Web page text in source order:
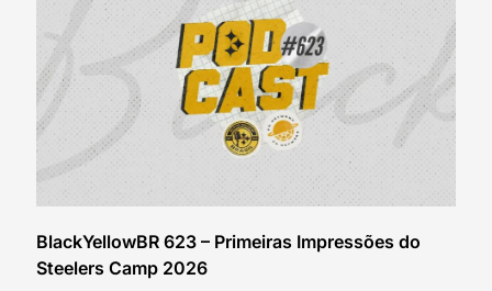
BlackYellowBR 623 – Primeiras Impressões do
Steelers Camp 2026